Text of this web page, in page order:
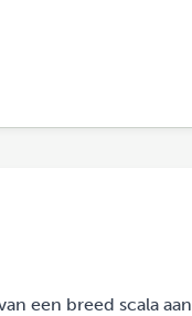
een breed scala aan